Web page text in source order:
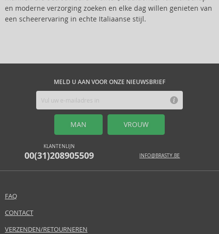
en moderne verzorging zoeken en elke dag willen genieten van
een scheerervaring in echte Italiaanse stijl.
MELD U AAN VOOR ONZE NIEUWSBRIEF
MAN VROUW
KLANTENLIJN
00(31)208905509 INFO@BRASTY.BE
FAQ
CONTACT
VERZENDEN/RETOURNEREN